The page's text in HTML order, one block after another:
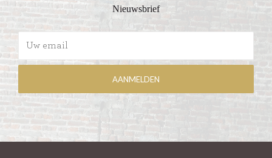
Nieuwsbrief